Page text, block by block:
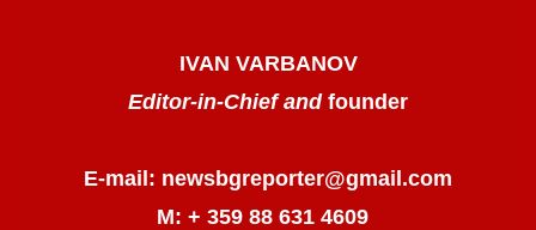
IVAN VARBANOV
Editor-in-Chief and founder
E-mail: newsbgreporter@gmail.com
М: + 359 88 631 4609